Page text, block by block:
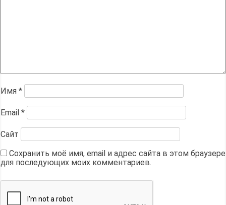
Имя *
Email *
Сайт
Сохранить моё имя, email и адрес сайта в этом браузере
для последующих моих комментариев.